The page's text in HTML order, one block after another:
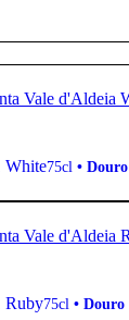
White75cl • Douro
Ruby75cl • Douro